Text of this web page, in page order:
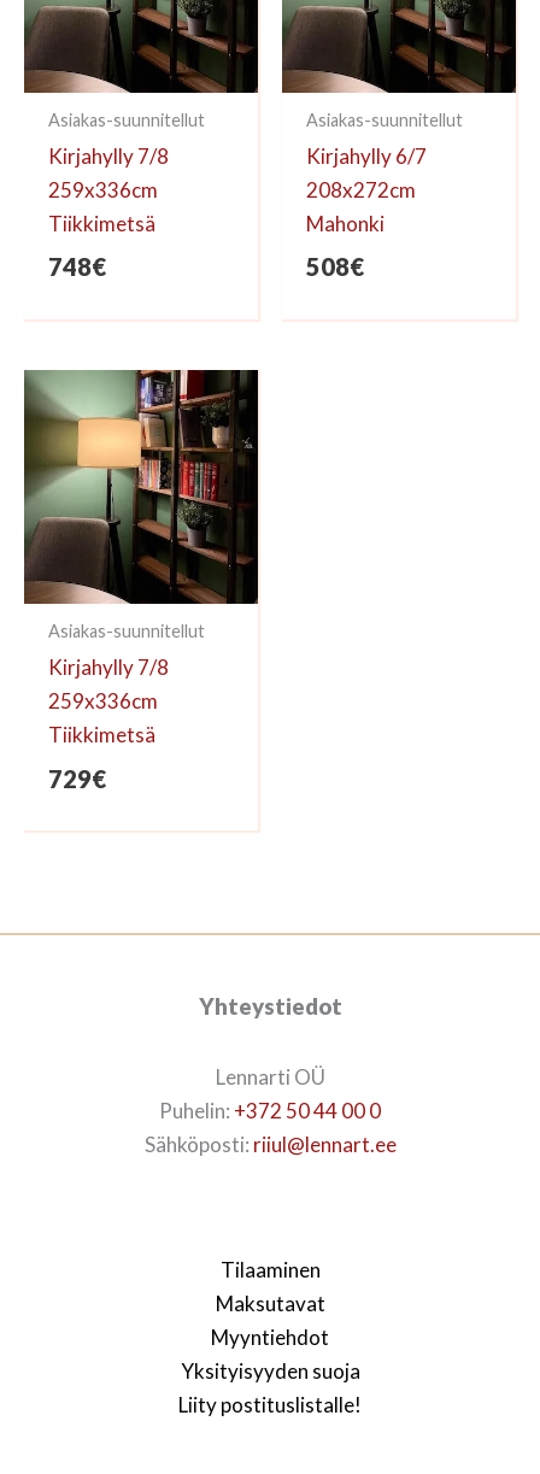
Asiakas-suunnitellut
Kirjahylly 7/8
259x336cm
Tiikkimetsä
748€
Asiakas-suunnitellut
Kirjahylly 6/7
208x272cm
Mahonki
508€
Asiakas-suunnitellut
Kirjahylly 7/8
259x336cm
Tiikkimetsä
729€
Yhteystiedot
Lennarti OÜ
Puhelin: +372 50 44 00 0
Sähköposti: riiul@lennart.ee
Tilaaminen
Maksutavat
Myyntiehdot
Yksityisyyden suoja
Liity postituslistalle!